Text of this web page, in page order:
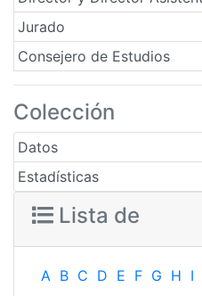
Jurado
Consejero de Estudios
Colección
Datos
Estadísticas
Lista de
A B C D E F G H I